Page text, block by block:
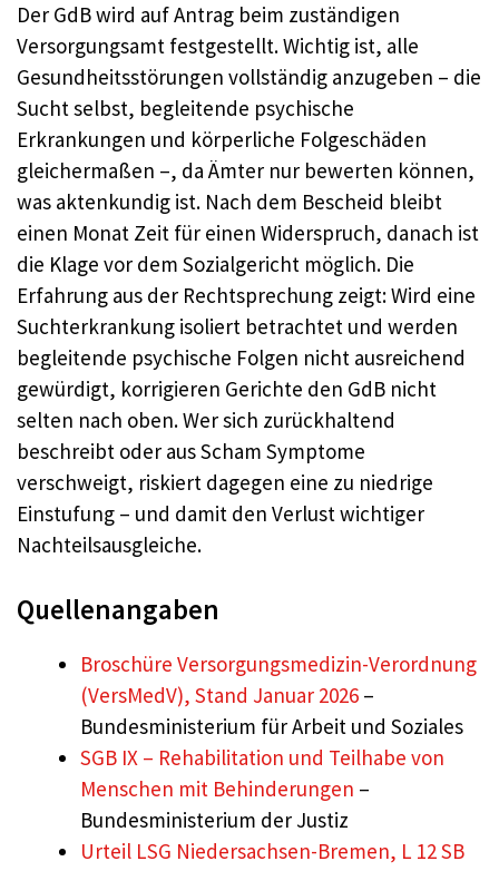
Der GdB wird auf Antrag beim zuständigen
Versorgungsamt festgestellt. Wichtig ist, alle
Gesundheitsstörungen vollständig anzugeben – die
Sucht selbst, begleitende psychische
Erkrankungen und körperliche Folgeschäden
gleichermaßen –, da Ämter nur bewerten können,
was aktenkundig ist. Nach dem Bescheid bleibt
einen Monat Zeit für einen Widerspruch, danach ist
die Klage vor dem Sozialgericht möglich. Die
Erfahrung aus der Rechtsprechung zeigt: Wird eine
Suchterkrankung isoliert betrachtet und werden
begleitende psychische Folgen nicht ausreichend
gewürdigt, korrigieren Gerichte den GdB nicht
selten nach oben. Wer sich zurückhaltend
beschreibt oder aus Scham Symptome
verschweigt, riskiert dagegen eine zu niedrige
Einstufung – und damit den Verlust wichtiger
Nachteilsausgleiche.
Quellenangaben
Broschüre Versorgungsmedizin-Verordnung
(VersMedV), Stand Januar 2026 –
Bundesministerium für Arbeit und Soziales
SGB IX – Rehabilitation und Teilhabe von
Menschen mit Behinderungen –
Bundesministerium der Justiz
Urteil LSG Niedersachsen-Bremen, L 12 SB